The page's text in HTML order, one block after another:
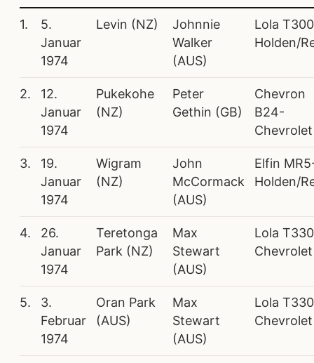
1.
5.
Januar
1974
Levin (NZ)
Johnnie
Walker
(AUS)
Lola
Holden/
2.
12.
Januar
1974
Pukekohe
(NZ)
Peter
Gethin (GB)
Chevron
B24-
Chevrolet
3.
19.
Januar
1974
Wigram
(NZ)
John
McCormack
(AUS)
Elfin
Holden/
4.
26.
Januar
1974
Teretonga
Park (NZ)
Max
Stewart
(AUS)
Lola
Chevrolet
5.
3.
Februar
1974
Oran Park
(AUS)
Max
Stewart
(AUS)
Lola
Chevrolet